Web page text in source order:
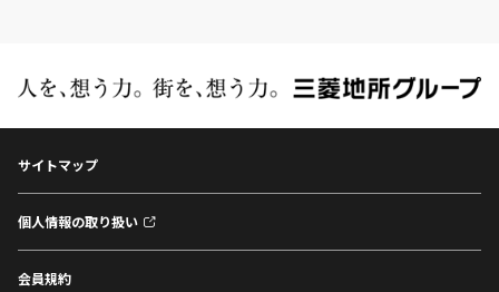
サイトマップ
個人情報の取り扱い
会員規約